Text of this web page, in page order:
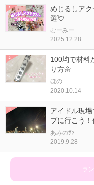
めじるしア
選💘
むーみー
2025.12.28
100均で材料
り方🌼
ほの
2020.10.14
アイドル現
ブに行こう！
あみのｻﾝ
2019.9.28
ラ